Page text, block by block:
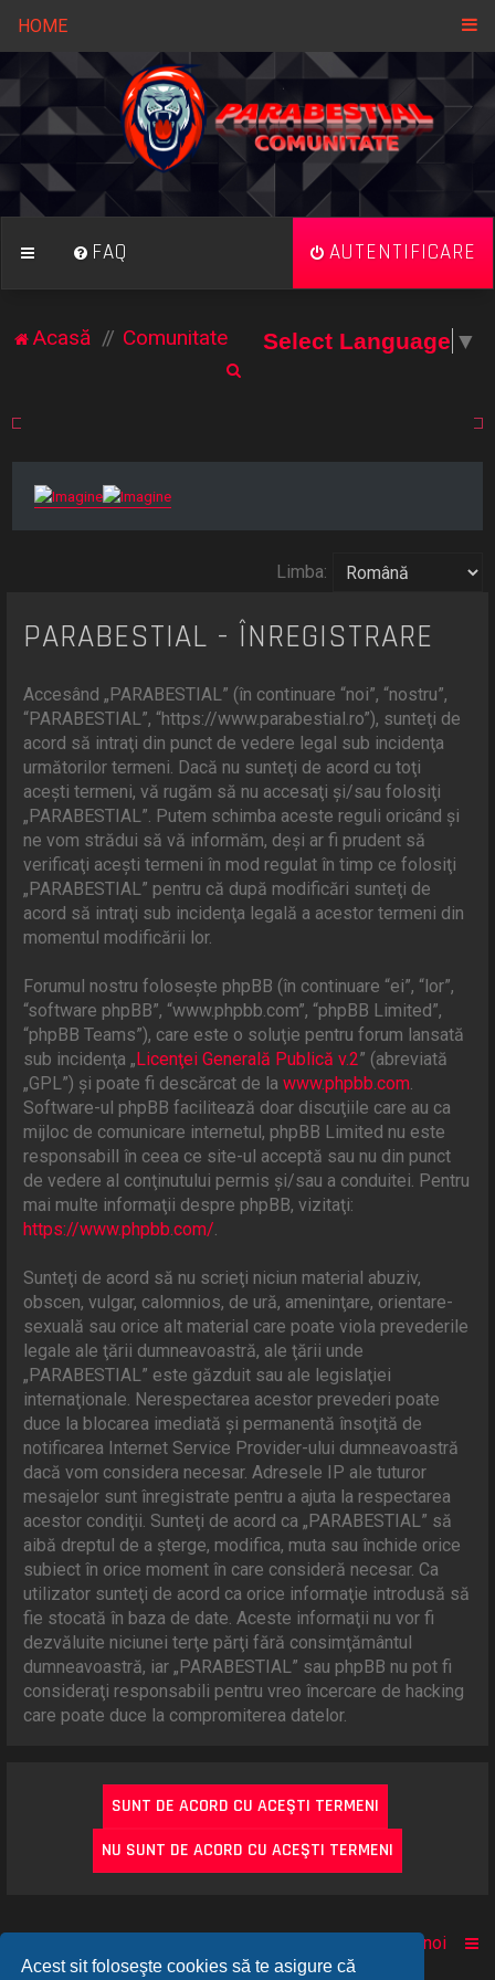
Acest sit foloseşte cookies să te asigure că
HOME
FAQ AUTENTIFICARE
Acasă Comunitate Select Language ▼
t
Limba:
PARABESTIAL - ÎNREGISTRARE
Accesând „PARABESTIAL” (în continuare “noi”, “nostru”,
“PARABESTIAL”, “https://www.parabestial.ro”), sunteţi de
acord să intraţi din punct de vedere legal sub incidenţa
următorilor termeni. Dacă nu sunteţi de acord cu toţi
aceşti termeni, vă rugăm să nu accesaţi şi/sau folosiţi
„PARABESTIAL”. Putem schimba aceste reguli oricând şi
ne vom strădui să vă informăm, deşi ar fi prudent să
verificaţi aceşti termeni în mod regulat în timp ce folosiţi
„PARABESTIAL” pentru că după modificări sunteţi de
acord să intraţi sub incidenţa legală a acestor termeni din
momentul modificării lor.
Forumul nostru foloseşte phpBB (în continuare “ei”, “lor”,
“software phpBB”, “www.phpbb.com”, “phpBB Limited”,
“phpBB Teams”), care este o soluţie pentru forum lansată
sub incidenţa „Licenţei Generală Publică v.2” (abreviată
„GPL”) şi poate fi descărcat de lawww.phpbb.com
Software-ul phpBB facilitează doar discuţiile care au ca
mijloc de comunicare internetul, phpBB Limited nu este
responsabill în ceea ce site-ul acceptă sau nu din punct
de vedere al conţinutului permis şi/sau a conduitei. Pentru
mai multe informaţii despre phpBB, vizitaţi:
https://www.phpbb.com/
Sunteţi de acord să nu scrieţi niciun material abuziv,
obscen, vulgar, calomnios, de ură, ameninţare, orientare-
sexuală sau orice alt material care poate viola prevederile
legale ale ţării dumneavoastră, ale ţării unde
„PARABESTIAL” este găzduit sau ale legislaţiei
internaţionale. Nerespectarea acestor prevederi poate
duce la blocarea imediată şi permanentă însoţită de
notificarea Internet Service Provider-ului dumneavoastră
dacă vom considera necesar. Adresele IP ale tuturor
mesajelor sunt înregistrate pentru a ajuta la respectarea
acestor condiţii. Sunteţi de acord ca „PARABESTIAL” să
aibă dreptul de a şterge, modifica, muta sau închide orice
subiect în orice moment în care consideră necesar. Ca
utilizator sunteţi de acord ca orice informaţie introdusă să
fie stocată în baza de date. Aceste informaţii nu vor fi
dezvăluite niciunei terţe părţi fără consimţământul
dumneavoastră, iar „PARABESTIAL” sau phpBB nu pot fi
consideraţi responsabili pentru vreo încercare de hacking
care poate duce la compromiterea datelor.
Despre noi